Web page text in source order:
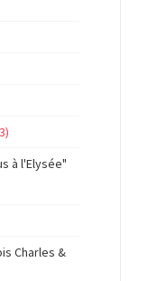
à l'Elysée"
Charles &